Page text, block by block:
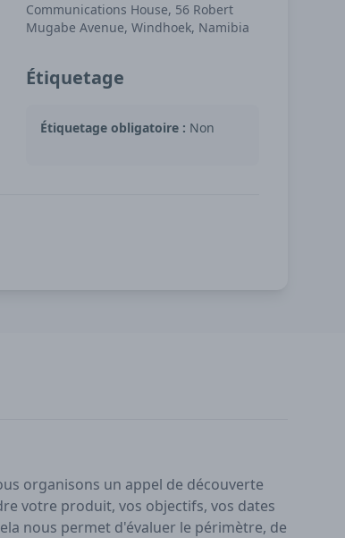
Communications House, 56 Robert
Mugabe Avenue, Windhoek, Namibia
Étiquetage
Étiquetage obligatoire : Non
organisons un appel de découverte
votre produit, vos objectifs, vos dates
nous permet d'évaluer le périmètre, de